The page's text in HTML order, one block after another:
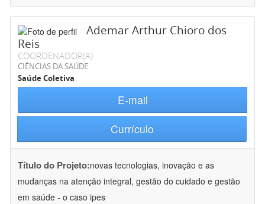
Ademar Arthur Chioro dos
Reis
COORDENADOR(A)
CIÊNCIAS DA SAÚDE
Saúde Coletiva
E-mail
Currículo
Título do Projeto:novas tecnologias, inovação e as
mudanças na atenção integral, gestão do cuidado e gestão
em saúde - o caso ipes